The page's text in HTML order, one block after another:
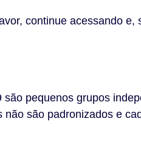
continue acessando
pequenos grupos
são padronizados e